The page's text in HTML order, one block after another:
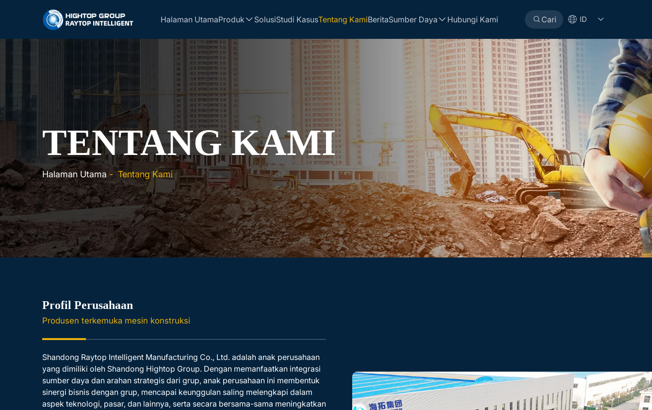
Halaman UtamaProduk SolusiStudi KasusTentang KamiBeritaSumber Daya Hubungi Kami Cari ID
TENTANG KAMI
Halaman Utama- Tentang Kami
Profil Perusahaan
Produsen terkemuka mesin konstruksi
Shandong Raytop Intelligent Manufacturing Co., Ltd. adalah anak perusahaan
yang dimiliki oleh Shandong Hightop Group. Dengan memanfaatkan integrasi
sumber daya dan arahan strategis dari grup, anak perusahaan ini membentuk
sinergi bisnis dengan grup, mencapai keunggulan saling melengkapi dalam
aspek teknologi, pasar, dan lainnya, serta secara bersama-sama meningkatkan